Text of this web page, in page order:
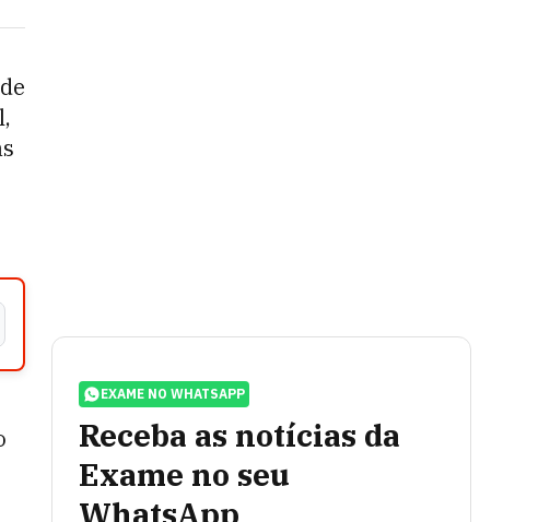
EXAME NO WHATSAPP
Receba as notícias da
Exame no seu
WhatsApp